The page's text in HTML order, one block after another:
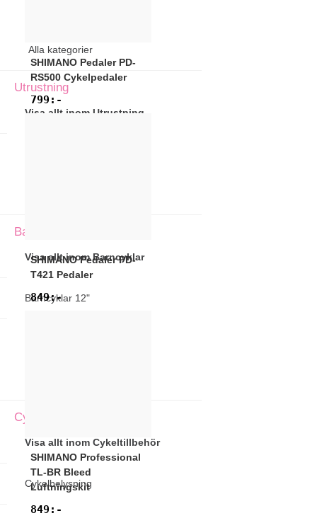
Alla kategorier
Utrustning
Visa allt inom Utrustning
Barncyklar
Visa allt inom Barncyklar
Barncyklar 12"
Cykeltillbehör
Visa allt inom Cykeltillbehör
Cykelbelysning
SHIMANO Pedaler PD-
RS500 Cykelpedaler
799 :-
SHIMANO Pedaler PD-
T421 Pedaler
849:-
SHIMANO Professional
TL-BR Bleed
Luftningskit
849 :-